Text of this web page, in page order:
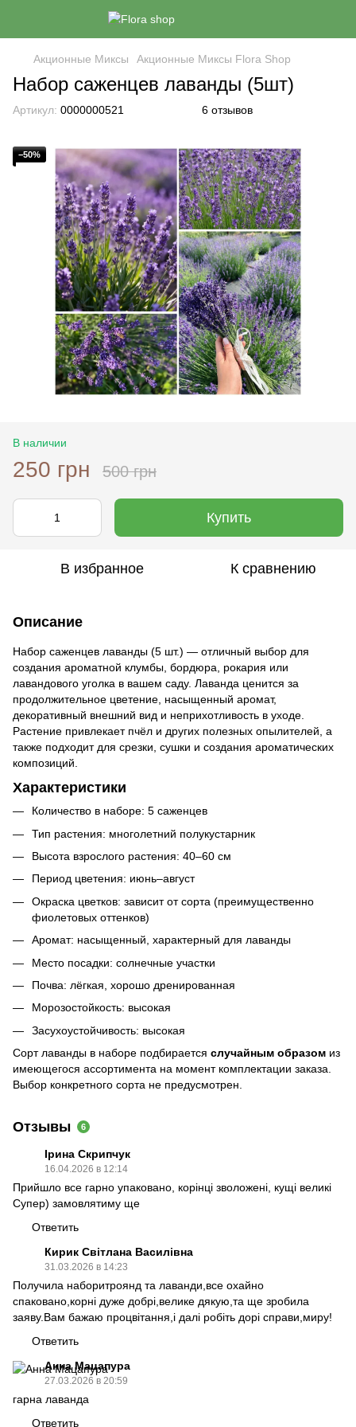
Акционные Миксы Акционные Миксы Flora Shop
Набор саженцев лаванды (5шт)
Артикул: 0000000521 6 отзывов
−50%
В наличии
250 грн 500 грн
Купить
В избранное К сравнению
Описание
Набор саженцев лаванды (5 шт.) — отличный выбор для
создания ароматной клумбы, бордюра, рокария или
лавандового уголка в вашем саду. Лаванда ценится за
продолжительное цветение, насыщенный аромат,
декоративный внешний вид и неприхотливость в уходе.
Растение привлекает пчёл и других полезных опылителей, а
также подходит для срезки, сушки и создания ароматических
композиций.
Характеристики
Количество в наборе: 5 саженцев
Тип растения: многолетний полукустарник
Высота взрослого растения: 40–60 см
Период цветения: июнь–август
Окраска цветков: зависит от сорта (преимущественно
фиолетовых оттенков)
Аромат: насыщенный, характерный для лаванды
Место посадки: солнечные участки
Почва: лёгкая, хорошо дренированная
Морозостойкость: высокая
Засухоустойчивость: высокая
Сорт лаванды в наборе подбирается случайным образом из
имеющегося ассортимента на момент комплектации заказа.
Выбор конкретного сорта не предусмотрен.
Отзывы 6
Ірина Скрипчук
16.04.2026 в 12:14
Прийшло все гарно упаковано, корінці зволожені, кущі великі
Супер) замовлятиму ще
Ответить
Кирик Світлана Василівна
31.03.2026 в 14:23
Получила наборитроянд та лаванди,все охайно
спаковано,корні дуже добрі,велике дякую,та ще зробила
заяву.Вам бажаю процвітання,і далі робіть дорі справи,миру!
Ответить
Анна Мацапура
27.03.2026 в 20:59
гарна лаванда
Ответить